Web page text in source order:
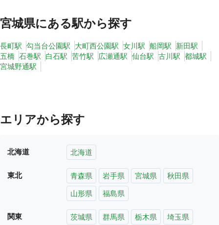
宮城県にある駅から探す
長町駅 勾当台公園駅 大町西公園駅 女川駅 船岡駅 新田駅
五橋 石巻駅 白石駅 苦竹駅 広瀬通駅 仙台駅 古川駅 都城駅
宮城野通駅
エリアから探す
北海道 北海道
東北 青森県 岩手県 宮城県
秋田県
山形県
福島県
関東 茨城県 群馬県 栃木県
埼玉県